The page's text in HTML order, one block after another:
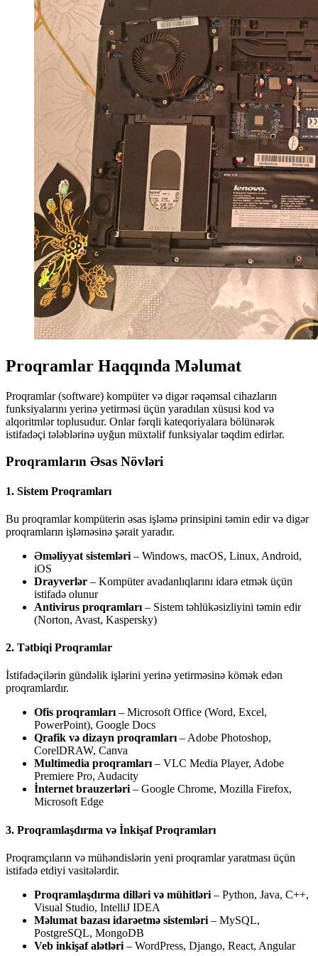
Proqramlar Haqqında Məlumat
Proqramlar (software) kompüter və digər rəqəmsal cihazların
funksiyalarını yerinə yetirməsi üçün yaradılan xüsusi kod və
alqoritmlər toplusudur. Onlar fərqli kateqoriyalara bölünərək
istifadəçi tələblərinə uyğun müxtəlif funksiyalar təqdim edirlər.
Proqramların Əsas Növləri
1. Sistem Proqramları
Bu proqramlar kompüterin əsas işləmə prinsipini təmin edir və digər
proqramların işləməsinə şərait yaradır.
Əməliyyat sistemləri – Windows, macOS, Linux, Android,
iOS
Drayverlər – Kompüter avadanlıqlarını idarə etmək üçün
istifadə olunur
Antivirus proqramları – Sistem təhlükəsizliyini təmin edir
(Norton, Avast, Kaspersky)
2. Tətbiqi Proqramlar
İstifadəçilərin gündəlik işlərini yerinə yetirməsinə kömək edən
proqramlardır.
Ofis proqramları– Microsoft Office (Word, Excel,
PowerPoint), Google Docs
Qrafik və dizayn proqramları– Adobe Photoshop,
CorelDRAW, Canva
Multimedia proqramları– VLC Media Player, Adobe
Premiere Pro, Audacity
İnternet brauzerləri– Google Chrome, Mozilla Firefox,
Microsoft Edge
3. Proqramlaşdırma və İnkişaf Proqramları
Proqramçıların və mühəndislərin yeni proqramlar yaratması üçün
istifadə etdiyi vasitələrdir.
Proqramlaşdırma dilləri və mühitləri – Python, Java, C++,
Visual Studio, IntelliJ IDEA
Məlumat bazası idarəetmə sistemləri – MySQL,
PostgreSQL, MongoDB
Veb inkişaf alətləri – WordPress, Django, React, Angular